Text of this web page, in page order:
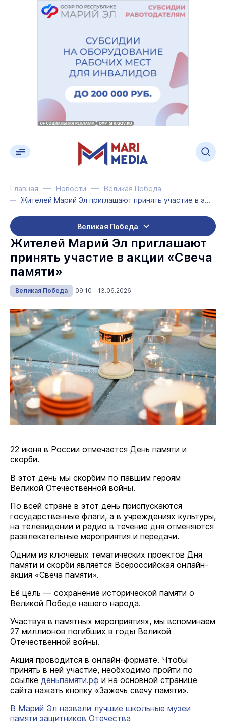
Главная Новости
Великая Победа
Жителей Марий Эл приглашают принять участие в акции «Свеча памяти»
Великая Победа
Жителей Марий Эл приглашают
принять участие в акции «Свеча
памяти»
Великая Победа 09:10 13.06.2026
22 июня в России отмечается День памяти и
скорби.
В этот день мы скорбим по павшим героям
Великой Отечественной войны.
По всей стране в этот день приспускаются
государственные флаги, а в учреждениях культуры,
на телевидении и радио в течение дня отменяются
развлекательные мероприятия и передачи.
Одним из ключевых тематических проектов Дня
памяти и скорби является Всероссийская онлайн-
акция «Свеча памяти».
Её цель — сохранение исторической памяти о
Великой Победе нашего народа.
Участвуя в памятных мероприятиях, мы вспоминаем
27 миллионов погибших в годы Великой
Отечественной войны.
Акция проводится в онлайн-формате. Чтобы
принять в ней участие, необходимо пройти по
ссылке деньпамяти.рф и на основной странице
сайта нажать кнопку «Зажечь свечу памяти».
В Марий Эл назвали лучшие школьные музеи
памяти защитников Отечества